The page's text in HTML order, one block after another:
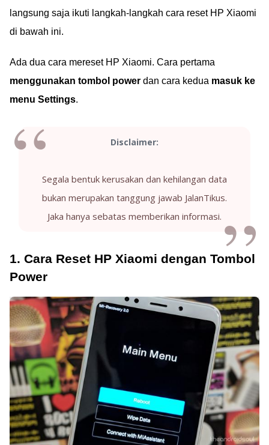
langsung saja ikuti langkah-langkah cara reset HP Xiaomi
di bawah ini.
Ada dua cara mereset HP Xiaomi. Cara pertama
menggunakan tombol power dan cara kedua masuk ke
menu Settings.
Disclaimer:
Segala bentuk kerusakan dan kehilangan data
bukan merupakan tanggung jawab JalanTikus.
Jaka hanya sebatas memberikan informasi.
1. Cara Reset HP Xiaomi dengan Tombol
Power